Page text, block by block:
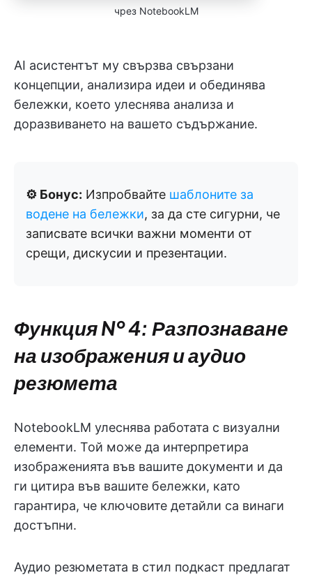
чрез NotebookLM
AI асистентът му свързва свързани
концепции, анализира идеи и обединява
бележки, което улеснява анализа и
доразвиването на вашето съдържание.
⚙️ Бонус: Изпробвайте шаблоните за
водене на бележки, за да сте сигурни, че
записвате всички важни моменти от
срещи, дискусии и презентации.
Функция № 4: Разпознаване
на изображения и аудио
резюмета
NotebookLM улеснява работата с визуални
елементи. Той може да интерпретира
изображенията във вашите документи и да
ги цитира във вашите бележки, като
гарантира, че ключовите детайли са винаги
достъпни.
Аудио резюметата в стил подкаст предлагат